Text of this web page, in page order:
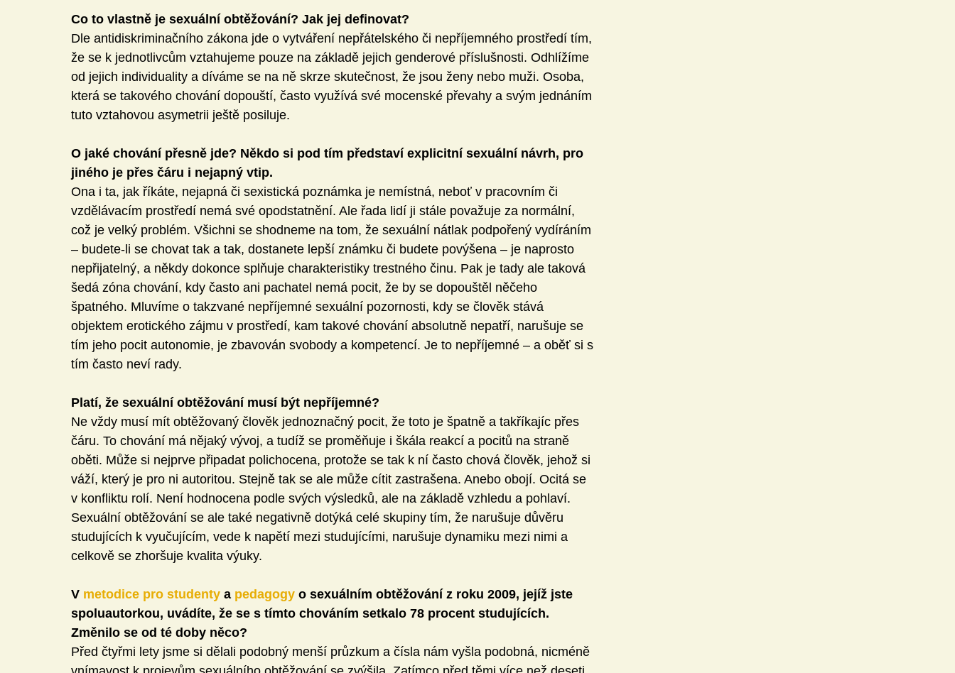
Co to vlastně je sexuální obtěžování? Jak jej definovat?
Dle antidiskriminačního zákona jde o vytváření nepřátelského či nepříjemného prostředí tím,
že se k jednotlivcům vztahujeme pouze na základě jejich genderové příslušnosti. Odhlížíme
od jejich individuality a díváme se na ně skrze skutečnost, že jsou ženy nebo muži. Osoba,
která se takového chování dopouští, často využívá své mocenské převahy a svým jednáním
tuto vztahovou asymetrii ještě posiluje.
O jaké chování přesně jde? Někdo si pod tím představí explicitní sexuální návrh, pro
jiného je přes čáru i nejapný vtip.
Ona i ta, jak říkáte, nejapná či sexistická poznámka je nemístná, neboť v pracovním či
vzdělávacím prostředí nemá své opodstatnění. Ale řada lidí ji stále považuje za normální,
což je velký problém. Všichni se shodneme na tom, že sexuální nátlak podpořený vydíráním
– budete-li se chovat tak a tak, dostanete lepší známku či budete povýšena – je naprosto
nepřijatelný, a někdy dokonce splňuje charakteristiky trestného činu. Pak je tady ale taková
šedá zóna chování, kdy často ani pachatel nemá pocit, že by se dopouštěl něčeho
špatného. Mluvíme o takzvané nepříjemné sexuální pozornosti, kdy se člověk stává
objektem erotického zájmu v prostředí, kam takové chování absolutně nepatří, narušuje se
tím jeho pocit autonomie, je zbavován svobody a kompetencí. Je to nepříjemné – a oběť si s
tím často neví rady.
Platí, že sexuální obtěžování musí být nepříjemné?
Ne vždy musí mít obtěžovaný člověk jednoznačný pocit, že toto je špatně a takříkajíc přes
čáru. To chování má nějaký vývoj, a tudíž se proměňuje i škála reakcí a pocitů na straně
oběti. Může si nejprve připadat polichocena, protože se tak k ní často chová člověk, jehož si
váží, který je pro ni autoritou. Stejně tak se ale může cítit zastrašena. Anebo obojí. Ocitá se
v konfliktu rolí. Není hodnocena podle svých výsledků, ale na základě vzhledu a pohlaví.
Sexuální obtěžování se ale také negativně dotýká celé skupiny tím, že narušuje důvěru
studujících k vyučujícím, vede k napětí mezi studujícími, narušuje dynamiku mezi nimi a
celkově se zhoršuje kvalita výuky.
V metodice pro studenty a pedagogy o sexuálním obtěžování z roku 2009, jejíž jste
spoluautorkou, uvádíte, že se s tímto chováním setkalo 78 procent studujících.
Změnilo se od té doby něco?
Před čtyřmi lety jsme si dělali podobný menší průzkum a čísla nám vyšla podobná, nicméně